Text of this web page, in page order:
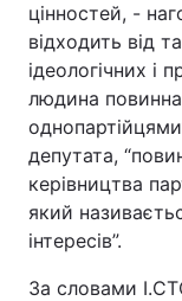
Відео з Youtube
Інтерв'ю
Архів
Контакти
Послуги
цінностей, -
відходить від
ідеологічних і
людина повинна
депутата,
керівництва
який
інтересів”.
За словами